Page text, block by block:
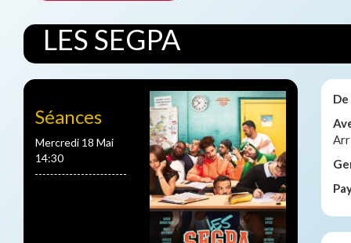
LES SEGPA
Séances
Mercredi 18 Mai
14:30
De